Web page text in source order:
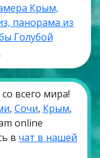
Крым,
панорама из
Голубой
со всего мира!
, Сочи, Крым,
online
в чат в нашей